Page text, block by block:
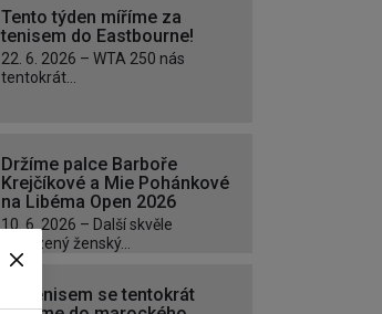
Tento týden míříme za
tenisem do Eastbourne!
22. 6. 2026 – WTA 250 nás
tentokrát...
Držíme palce Barboře
Krejčíkové a Mie Pohánkové
na Libéma Open 2026
10. 6. 2026 – Další skvěle
obsazený ženský...
Za tenisem se tentokrát